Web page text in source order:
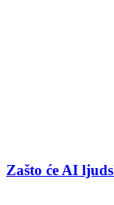
Zašto će AI